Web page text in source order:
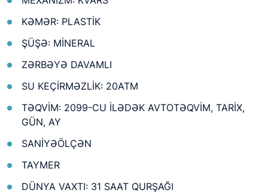
KƏMƏR: PLASTİK
ŞÜŞƏ: MİNERAL
ZƏRBƏYƏ DAVAMLI
SU KEÇİRMƏZLİK: 20ATM
TƏQVİM: 2099-CU İLƏDƏK AVTOTƏQVİM, TARİX,
GÜN, AY
SANİYƏÖLÇƏN
TAYMER
DÜNYA VAXTI: 31 SAAT QURŞAĞI